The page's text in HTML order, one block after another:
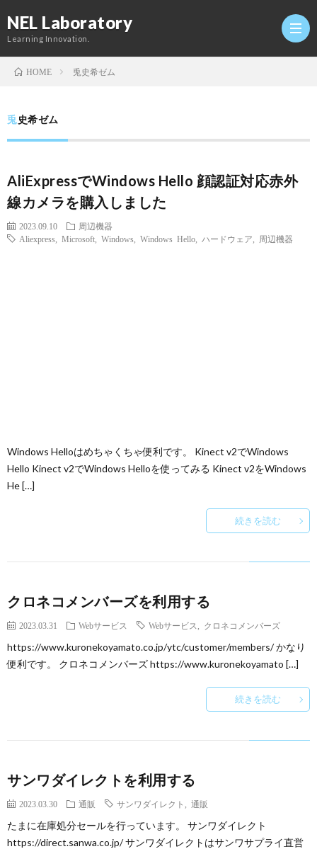
NEL Laboratory
Learning Innovation.
研
究
HOME 兎史希ゼム
兎史希ゼム
AliExpressでWindows Hello 顔認証対応赤外
線カメラを購入しました
2023.09.10
周辺機器
Aliexpress
Microsoft Windows Windows Hello ハードウェア 周辺機器
Windows Helloはめちゃくちゃ便利です。 Kinect v2でWindows
Hello Kinect v2でWindows Helloを使ってみる Kinect v2をWindows
He […]
続きを読む
クロネコメンバーズを利用する
2023.03.31 Webサービス Webサービス クロネコメンバーズ
https://www.kuronekoyamato.co.jp/ytc/customer/members/ かなり
便利です。 クロネコメンバーズ https://www.kuronekoyamato […]
続きを読む
サンワダイレクトを利用する
2023.03.30 通販 サンワダイレクト 通販
たまに在庫処分セールを行っています。 サンワダイレクト
https://direct.sanwa.co.jp/ サンワダイレクトはサンワサプライ直営